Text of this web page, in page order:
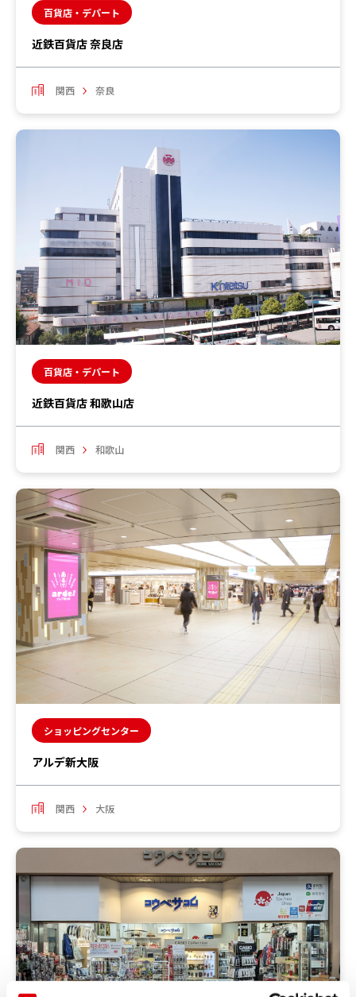
百貨店・デパート
近鉄百貨店 奈良店
関西 奈良
百貨店・デパート
近鉄百貨店 和歌山店
関西 和歌山
ショッピングセンター
アルデ新大阪
関西 大阪